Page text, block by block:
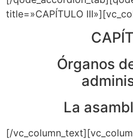
title=»CAPÍTULO
Órganos
La
[/